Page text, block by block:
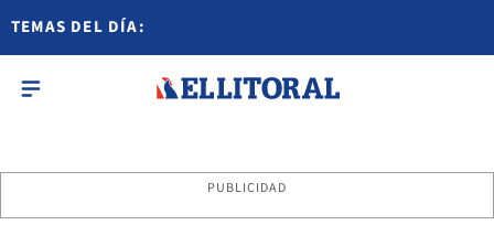
TEMAS DEL DÍA:
PUBLICIDAD